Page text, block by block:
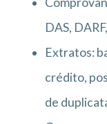
DAS,
Extratos:
crédito,
de